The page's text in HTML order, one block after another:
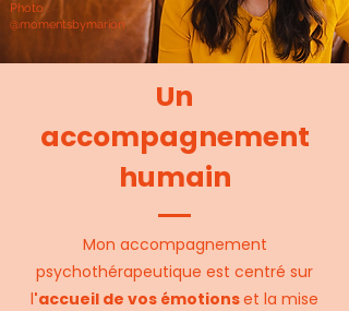
Photo :
@momentsbymarion
Un
accompagnement
humain
Mon accompagnement
psychothérapeutique est centré sur
l'accueil de vos émotionset la mise